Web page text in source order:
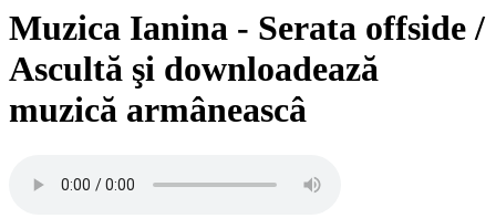
Muzica Ianina - Serata offside /
Ascultă şi downloadează
muzică armâneascâ